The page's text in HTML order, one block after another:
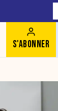
S'ABONNER